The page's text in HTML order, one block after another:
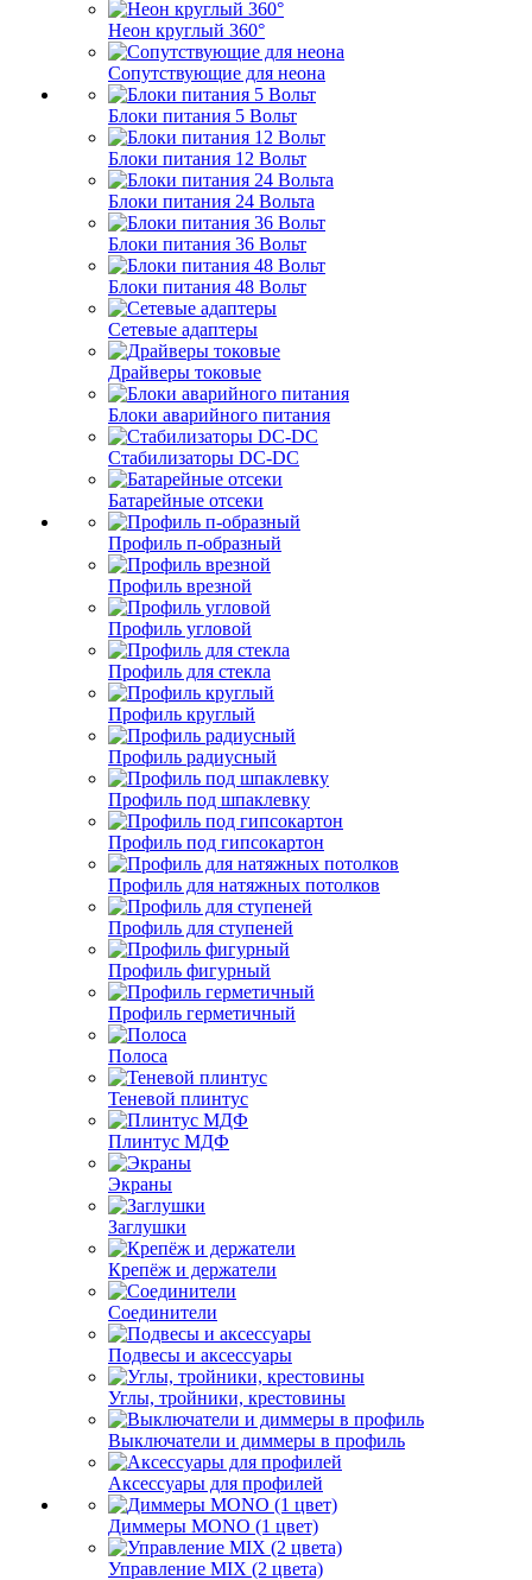
Неон круглый 360°
Сопутствующие для неона
Блоки питания 5 Вольт
Блоки питания 12 Вольт
Блоки питания 24 Вольта
Блоки питания 36 Вольт
Блоки питания 48 Вольт
Сетевые адаптеры
Драйверы токовые
Блоки аварийного питания
Стабилизаторы DC-DC
Батарейные отсеки
Профиль п-образный
Профиль врезной
Профиль угловой
Профиль для стекла
Профиль круглый
Профиль радиусный
Профиль под шпаклевку
Профиль под гипсокартон
Профиль для натяжных потолков
Профиль для ступеней
Профиль фигурный
Профиль герметичный
Полоса
Теневой плинтус
Плинтус МДФ
Экраны
Заглушки
Крепёж и держатели
Соединители
Подвесы и аксессуары
Углы, тройники, крестовины
Выключатели и диммеры в профиль
Аксессуары для профилей
Диммеры MONO (1 цвет)
Управление MIX (2 цвета)